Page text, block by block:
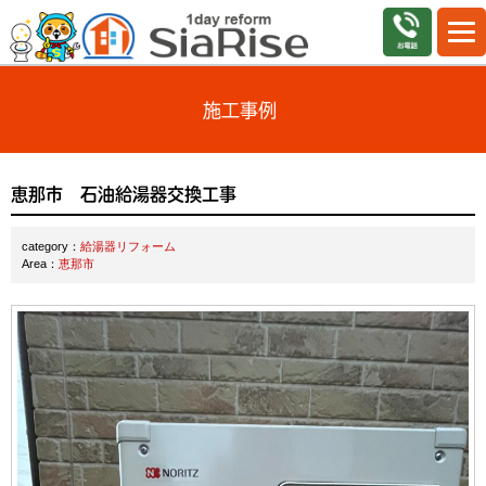
施工事例
恵那市 石油給湯器交換工事
category： 給湯器リフォーム
Area： 恵那市